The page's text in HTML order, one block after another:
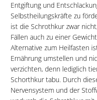
Entgiftung und
Selbstheilungskräfte zu
ist die Schrothkur zwar
Fällen auch zu einer
Alternative zum Heilfasten
Ernährung umstellen und
verzichten, denn lediglich
Schorthkur tabu. Durch
Nervensystem und der